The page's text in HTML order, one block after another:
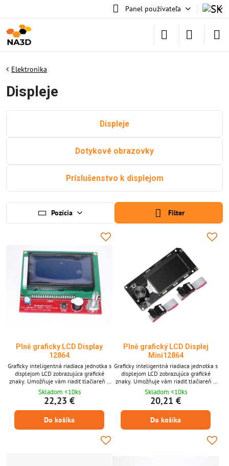
Panel používateľa
Elektronika
Displeje
Displeje
Dotykové obrazovky
Príslušenstvo k displejom
Pozícia Filter
Plně graficky LCD Display
12864
Graficky inteligentná riadiaca jednotka s
displejom LCD zobrazujúca grafické
znaky. Umožňuje vám riadiť tlačiareň a
tlačiť bez použitia počítača.
Skladom <10ks
22,23 €
Do košíka
Plně grafický LCD Displej
Mini12864
Graficky inteligentná riadiaca jednotka s
displejom LCD zobrazujúca grafické
znaky. Umožňuje vám riadiť tlačiareň a
tlačiť bez použitia počítača.
Skladom <10ks
20,21 €
Do košíka